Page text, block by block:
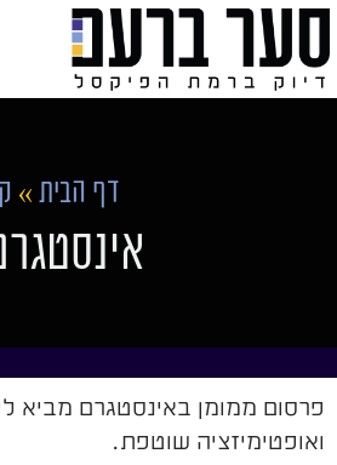
דף הבית »
פרסום ממומן באינסטגרם מביא
ואופטימיזציה שוטפת.